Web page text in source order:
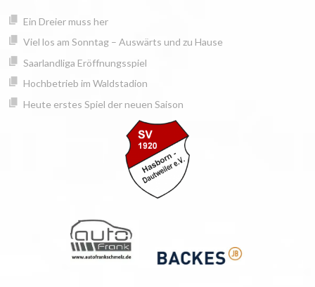
springen
zum
Inhalt
Ein Dreier muss her
Viel los am Sonntag – Auswärts und zu Hause
Saarlandliga Eröffnungsspiel
Hochbetrieb im Waldstadion
Heute erstes Spiel der neuen Saison